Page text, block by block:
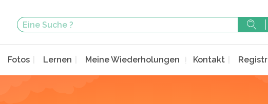
Fotos Lernen Meine Wiederholungen Kontakt